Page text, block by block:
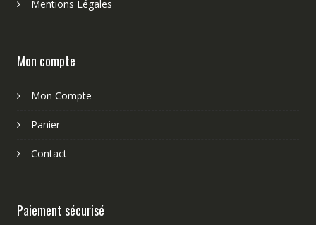
Mentions Légales
Mon compte
Mon Compte
Panier
Contact
Paiement sécurisé